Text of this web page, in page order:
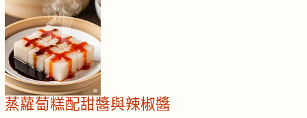
蒸蘿蔔糕配甜醬與辣椒醬